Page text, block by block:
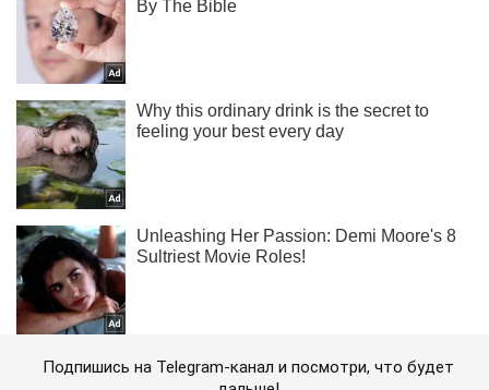
Подпишись на Telegram-канал и посмотри, что будет